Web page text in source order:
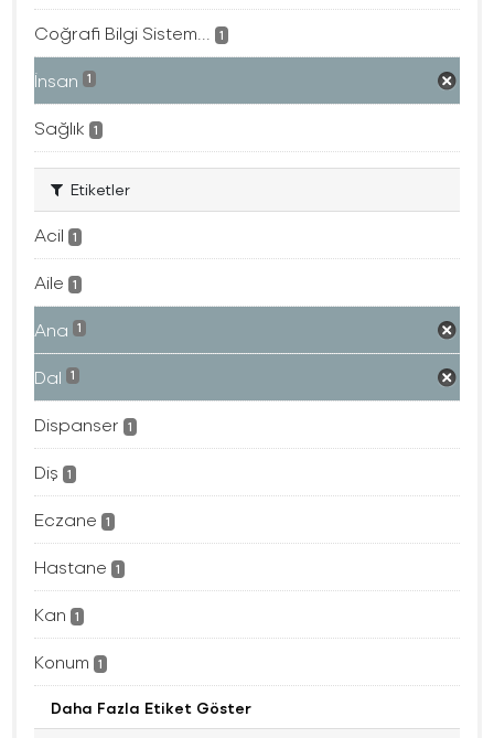
Coğrafi Bilgi Sistem... 1
İnsan 1
Sağlık 1
Etiketler
Acil 1
Aile 1
Ana 1
Dal 1
Dispanser 1
Diş 1
Eczane 1
Hastane 1
Kan 1
Konum 1
Daha Fazla Etiket Göster